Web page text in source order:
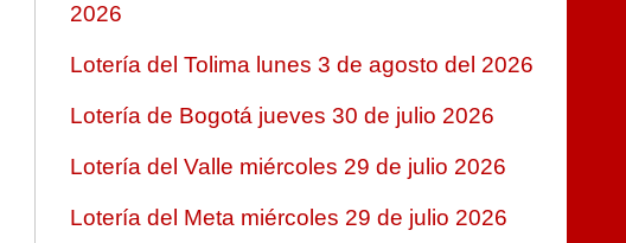
2026
Lotería del Tolima lunes 3 de agosto del 2026
Lotería de Bogotá jueves 30 de julio 2026
Lotería del Valle miércoles 29 de julio 2026
Lotería del Meta miércoles 29 de julio 2026